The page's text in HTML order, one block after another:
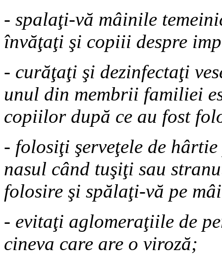
- spalaţi-vă mâinile
învăţaţi şi copiii despre
- curăţaţi şi dezinfectaţi
unul din membrii familiei
copiilor după ce au fost
- folosiţi şerveţele de
nasul când tuşiţi sau
folosire şi spălaţi-vă pe
- evitaţi aglomeraţiile de
cineva care are o viroză;